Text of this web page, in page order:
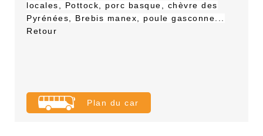
locales, Pottock, porc basque, chèvre des
Pyrénées, Brebis manex, poule gasconne...
Retour
Plan du car